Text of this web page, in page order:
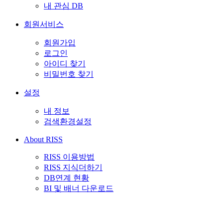
내 관심 DB
회원서비스
회원가입
로그인
아이디 찾기
비밀번호 찾기
설정
내 정보
검색환경설정
About RISS
RISS 이용방법
RISS 지식더하기
DB연계 현황
BI 및 배너 다운로드